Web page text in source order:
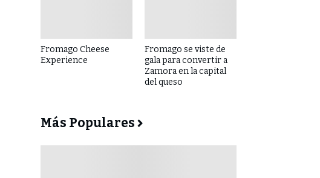
Fromago Cheese
Experience
Fromago se viste de
gala para convertir a
Zamora en la capital
del queso
Más Populares